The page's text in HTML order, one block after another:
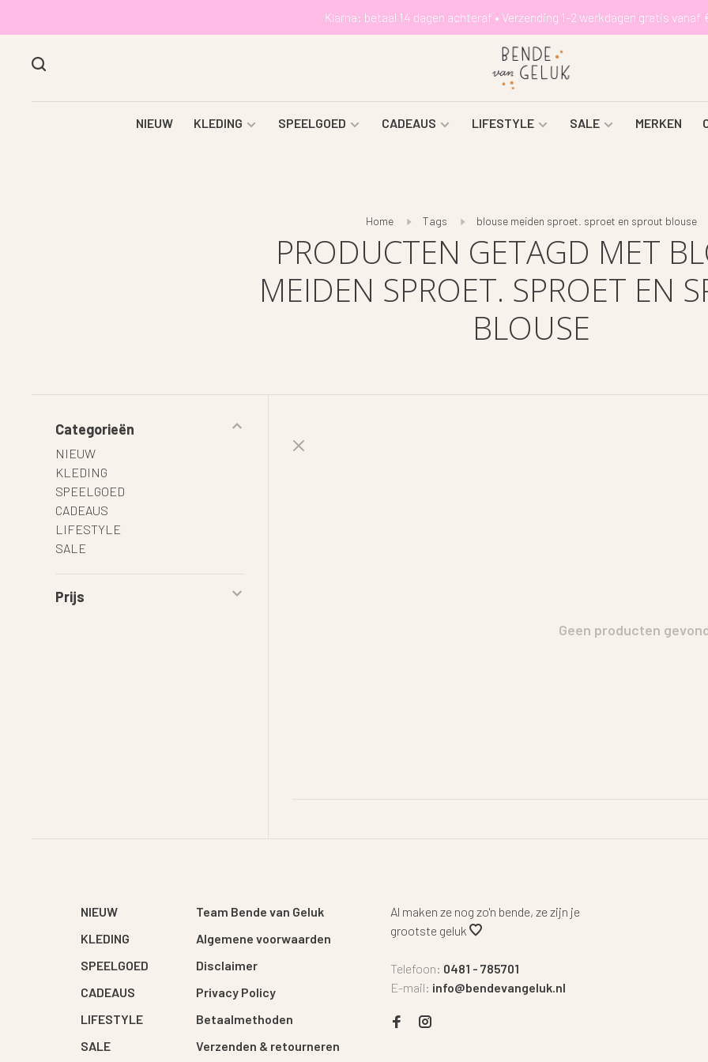
Klarna: betaal 14 dagen achteraf • Verzending 1-2 werkdagen gratis vanaf
NIEUW KLEDING SPEELGOED CADEAUS LIFESTYLE SALE MERKEN
Home Tags blouse meiden sproet. sproet en sprout blouse
PRODUCTEN GETAGD MET
MEIDEN SPROET. SPROET EN
BLOUSE
Categorieën
NIEUW
KLEDING
SPEELGOED
CADEAUS
LIFESTYLE
SALE
Prijs
Geen producten
NIEUW
KLEDING
SPEELGOED
CADEAUS
LIFESTYLE
SALE
Team Bende van Geluk
Algemene voorwaarden
Disclaimer
Privacy Policy
Betaalmethoden
Verzenden & retourneren
Al maken ze nog zo'n bende, ze zijn je
grootste geluk
Telefoon: 0481 - 785701
E-mail: info@bendevangeluk.nl